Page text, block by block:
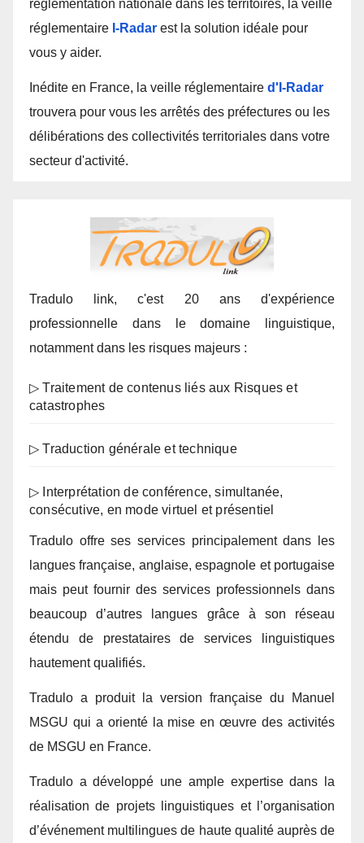
réglementation nationale dans les territoires, la veille
réglementaire I-Radar est la solution idéale pour
vous y aider.
Inédite en France, la veille réglementaire d'I-Radar
trouvera pour vous les arrêtés des préfectures ou les
délibérations des collectivités territoriales dans votre
secteur d'activité.
Tradulo link, c'est 20 ans d'expérience
professionnelle dans le domaine linguistique,
notamment dans les risques majeurs :
▷ Traitement de contenus liés aux Risques et
catastrophes
▷ Traduction générale et technique
▷ Interprétation de conférence, simultanée,
consécutive, en mode virtuel et présentiel
Tradulo offre ses services principalement dans les
langues française, anglaise, espagnole et portugaise
mais peut fournir des services professionnels dans
beaucoup d’autres langues grâce à son réseau
étendu de prestataires de services linguistiques
hautement qualifiés.
Tradulo a produit la version française du Manuel
MSGU qui a orienté la mise en œuvre des activités
de MSGU en France.
Tradulo a développé une ample expertise dans la
réalisation de projets linguistiques et l’organisation
d’événement multilingues de haute qualité auprès de